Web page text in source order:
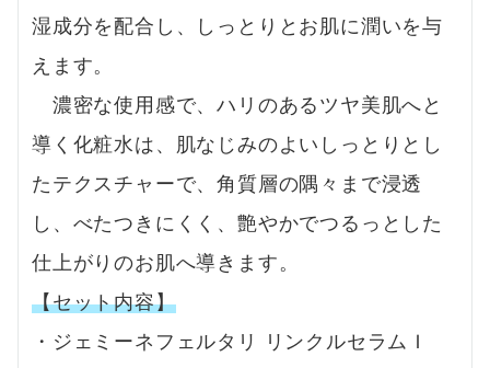
湿成分を配合し、しっとりとお肌に潤いを与
えます。
濃密な使用感で、ハリのあるツヤ美肌へと
導く化粧水は、肌なじみのよいしっとりとし
たテクスチャーで、角質層の隅々まで浸透
し、べたつきにくく、艶やかでつるっとした
仕上がりのお肌へ導きます。
【セット内容】
・ジェミーネフェルタリ リンクルセラムＩ